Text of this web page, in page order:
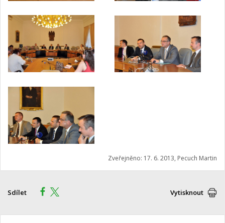
Zveřejněno: 17. 6. 2013, Pecuch Martin
Sdílet Vytisknout